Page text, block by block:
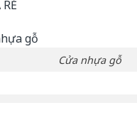
Cửa nhựa gỗ